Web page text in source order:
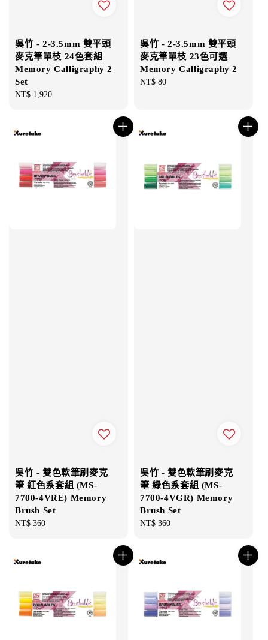
吳竹 - 2-3.5mm 雙平頭
麥克筆單枝 24色套組
Memory Calligraphy 2
Set
Regular
NT$ 1,920
吳竹 - 2-3.5mm 雙平頭
麥克筆單枝 23色可選
Memory Calligraphy 2
Regular
NT$ 80
吳竹 - 雙色軟筆刷麥克
筆 紅色系套組 (MS-
7700-4VRE) Memory
Brush Set
Regular
NT$ 360
吳竹 - 雙色軟筆刷麥克
筆 綠色系套組 (MS-
7700-4VGR) Memory
Brush Set
Regular
NT$ 360